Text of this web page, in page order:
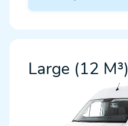
Large (12 M³)